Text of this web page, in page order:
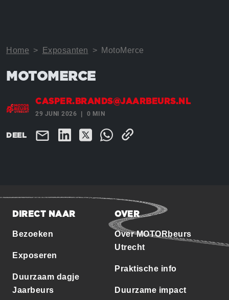
Home > Exposanten > MotoMerce
MOTOMERCE
CASPER.BRANDS@JAARBEURS.NL
29 JUNI 2026 0 MIN
DEEL
DIRECT NAAR
Bezoeken
Exposeren
Duurzaam dagje
Jaarbeurs
OVER
Over MOTORbeurs
Utrecht
Praktische info
Duurzame impact